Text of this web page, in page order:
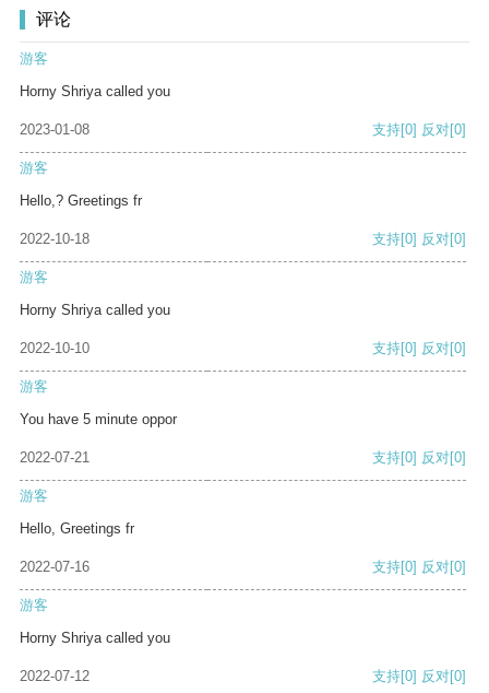
评论
游客
Horny Shriya called you
2023-01-08 支持[0] 反对[0]
游客
Hello,? Greetings fr
2022-10-18 支持[0] 反对[0]
游客
Horny Shriya called you
2022-10-10 支持[0] 反对[0]
游客
You have 5 minute oppor
2022-07-21 支持[0] 反对[0]
游客
Hello, Greetings fr
2022-07-16 支持[0] 反对[0]
游客
Horny Shriya called you
2022-07-12 支持[0] 反对[0]